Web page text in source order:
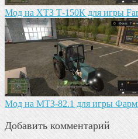
Мод на ХТЗ Т-150К для игры
Мод на МТЗ-82.1 для игры
Добавить комментарий